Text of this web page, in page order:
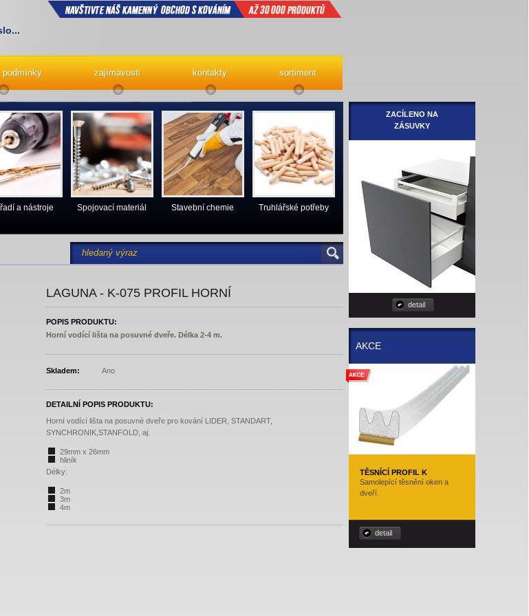
podmínky zajímavosti kontakty sortiment
a nástroje Spojovací materiál Stavební chemie Truhlářské potřeby
LAGUNA - K-075 PROFIL HORNÍ
POPIS PRODUKTU:
Horní vodící lišta na posuvné dveře. Délka 2-4 m.
Skladem: Ano
DETAILNÍ POPIS PRODUKTU:
Horní vodící lišta na posuvné dveře pro kování LIDER, STANDART,
SYNCHRONIK,STANFOLD, aj.
29mm x 26mm
hliník
Délky:
2m
3m
4m
ZACÍLENO NA
ZÁSUVKY
detail
AKCE
TĚSNÍCÍ PROFIL K
Samolepící těsnění oken a
dveří.
detail